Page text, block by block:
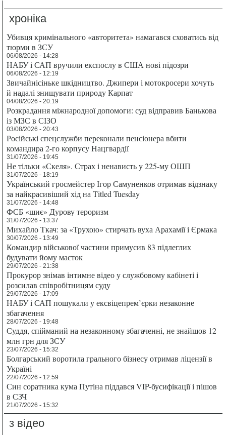
хроніка
Убивця кримінального «авторитета» намагався сховатись від
тюрми в ЗСУ
06/08/2026 - 14:28
НАБУ і САП вручили експослу в США нові підозри
06/08/2026 - 12:19
Звичайнісіньке шкідництво. Джипери і мотокросери хочуть
й надалі знищувати природу Карпат
04/08/2026 - 20:19
Розкрадання міжнародної допомоги: суд відправив Банькова
із МЗС в СІЗО
03/08/2026 - 20:43
Російські спецслужби переконали пенсіонера вбити
командира 2-го корпусу Нацгвардії
31/07/2026 - 19:45
Не тільки «Скеля». Страх і ненависть у 225-му ОШП
31/07/2026 - 18:19
Український гросмейстер Ігор Самуненков отримав відзнаку
за найкрасивіший хід на Titled Tuesday
31/07/2026 - 14:48
ФСБ «шиє» Дурову тероризм
31/07/2026 - 13:37
Михайло Ткач: за «Трухою» стирчать вуха Арахамії і Єрмака
30/07/2026 - 13:49
Командир військової частини примусив 83 підлеглих
будувати йому маєток
29/07/2026 - 21:38
Прокурор знімав інтимне відео у службовому кабінеті і
розсилав співробітницям суду
29/07/2026 - 17:09
НАБУ і САП пошукали у ексвіцепрем’єрки незаконне
збагачення
28/07/2026 - 19:48
Суддя, спійманий на незаконному збагаченні, не знайшов 12
млн грн для ЗСУ
23/07/2026 - 15:32
Болгарський воротила грального бізнесу отримав ліцензії в
Україні
22/07/2026 - 12:59
Син соратника кума Путіна піддався VIP-бусифікації і пішов
в СЗЧ
21/07/2026 - 15:32
з відео